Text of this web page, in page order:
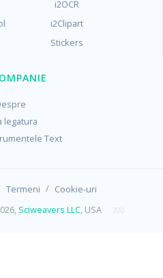
i2OCR
i2Clipart
Stickers
legatura
Text
Termeni / Cookie-uri
Sciweavers LLC , USA 200